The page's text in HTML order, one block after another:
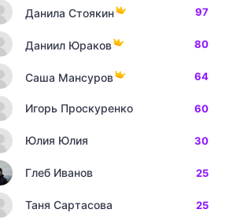
Данила Стоякин 97
Даниил Юраков 80
Саша Мансуров 64
Игорь Проскуренко 60
Юлия Юлия 30
Глеб Иванов 25
Таня Сартасова 25